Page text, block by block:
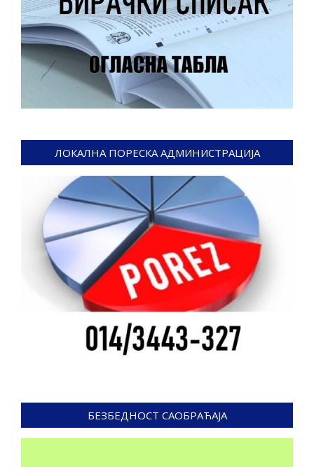
ЛОКАЛНА ПОРЕСКА АДМИНИСТРАЦИЈА
БЕЗБЕДНОСТ САОБРАЋАЈА